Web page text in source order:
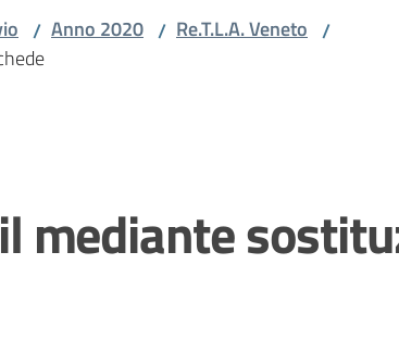
/ Anno 2020 / Re.T.L.A. Veneto /
mediante